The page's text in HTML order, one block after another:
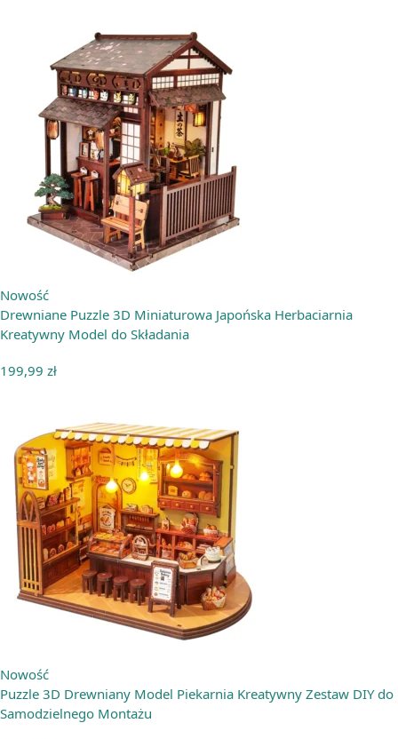
Nowość
Drewniane Puzzle 3D Miniaturowa Japońska Herbaciarnia
Kreatywny Model do Składania
199,99 zł
Nowość
Puzzle 3D Drewniany Model Piekarnia Kreatywny Zestaw DIY do
Samodzielnego Montażu